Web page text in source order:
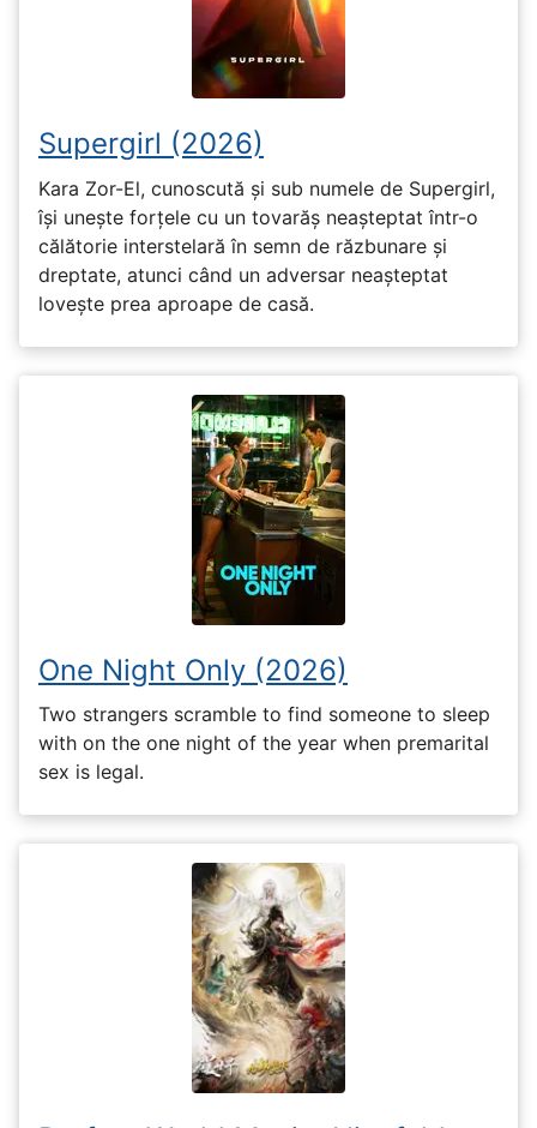
Supergirl (2026)
Kara Zor-El, cunoscută și sub numele de Supergirl,
își unește forțele cu un tovarăș neașteptat într-o
călătorie interstelară în semn de răzbunare și
dreptate, atunci când un adversar neașteptat
lovește prea aproape de casă.
One Night Only (2026)
Two strangers scramble to find someone to sleep
with on the one night of the year when premarital
sex is legal.